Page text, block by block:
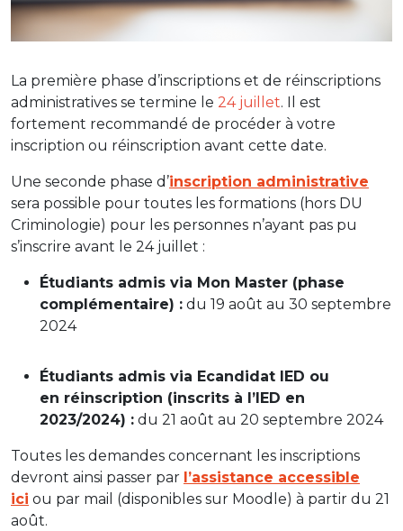
La première phase d’inscriptions et de réinscriptions
administratives se termine le 24 juillet. Il est
fortement recommandé de procéder à votre
inscription ou réinscription avant cette date.
Une seconde phase d’inscription administrative
sera possible pour toutes les formations (hors DU
Criminologie) pour les personnes n’ayant pas pu
s’inscrire avant le 24 juillet :
Étudiants admis via Mon Master (phase
complémentaire) : du 19 août au 30 septembre
2024
Étudiants admis via Ecandidat IED ou
en réinscription (inscrits à l’IED en
2023/2024) : du 21 août au 20 septembre 2024
Toutes les demandes concernant les inscriptions
devront ainsi passer par l’assistance accessible
ici ou par mail (disponibles sur Moodle) à partir du 21
août.